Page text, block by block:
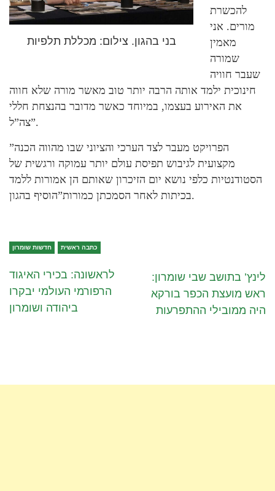
בני בהגון. צילום: מכללת תלפיות
להכשרת
מורים. אני
מאמין
שמורה
שעבר חוויה
חינוכית ילמד אותה הרבה יותר טוב מאשר מורה שלא חווה
את האירוע בעצמו, במיוחד כאשר מדובר בהנצחת חללי
צה”ל”.
”הפרויקט מעבר לצד הערכי והציוני שבו מהווה הכנה
מקצועית לגיבוש תפיסת עולם יותר עמוקה ורגשית של
הסטודנטיות כלפי נושא יום הזיכרון שאותם הן אמורות ללמד
בכיתות לאחר הסמכתן כמורות”הוסיף בהגון.
חדשות שומרון כתבה ראשית
לראשונה: בכירי האיגוד
הרפורמי העולמי יבקרו
ביהודה ושומרון
לינץ’ בתושב שבי שומרון:
ראש מועצת הכפר בורקא
היה ממובילי ההתפרעות